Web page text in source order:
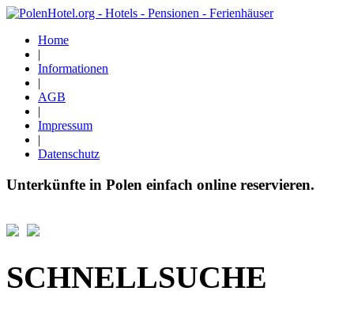
Home
|
Informationen
|
AGB
|
Impressum
|
Datenschutz
Unterkünfte in Polen einfach online reservieren.
SCHNELLSUCHE